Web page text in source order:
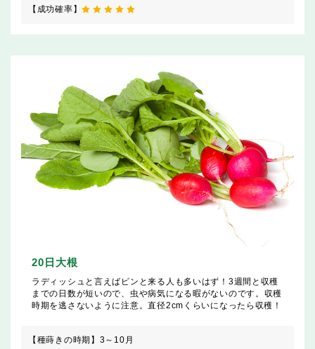
【成功確率】
20日大根
ラディッシュと言えばピンと来る人も多いはず！3週間と収穫
までの日数が短いので、虫や病気になる暇がないのです。収穫
時期を逃さないように注意。直径2cmくらいになったら収穫！
【種蒔きの時期】 3～10月